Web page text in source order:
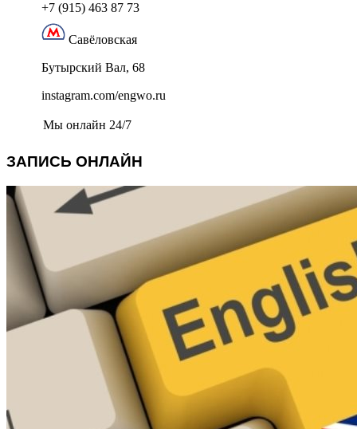
+7 (915) 463 87 73
Савёловская
Бутырский Вал, 68
instagram.com/engwo.ru
Мы онлайн 24/7
ЗАПИСЬ ОНЛАЙН